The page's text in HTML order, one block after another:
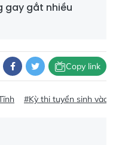
gay gắt nhiều
Copy link
#Kỳ thi tuyển sinh vào